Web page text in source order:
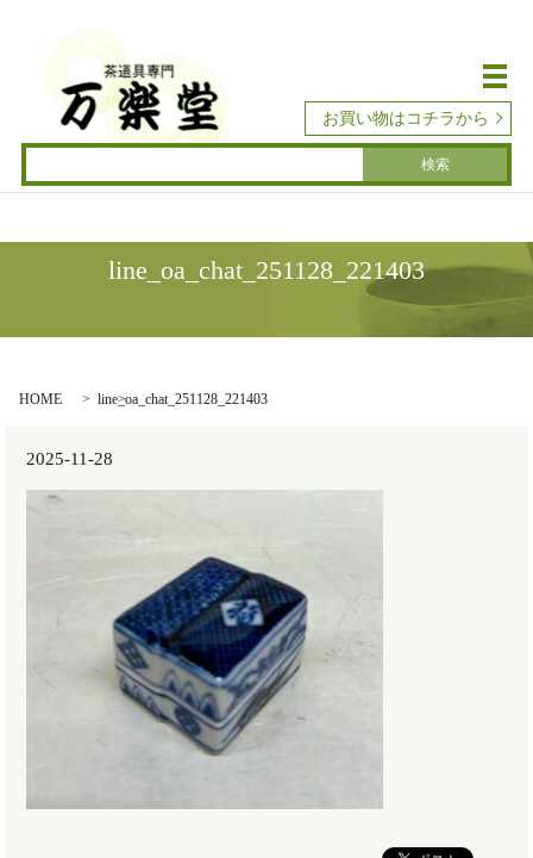
メ
お買い物はコチラから
line_oa_chat_251128_221403
HOME line_oa_chat_251128_221403
2025-11-28